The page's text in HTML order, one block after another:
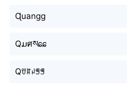
Ɋuangg
Qມศསɕɕ
Qꀎꍏꈤꁅꁅ